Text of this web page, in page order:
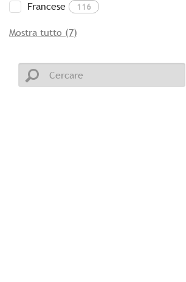
Francese 116
Mostra tutto (7)